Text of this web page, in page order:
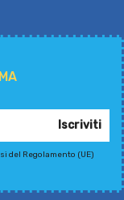
Iscriviti
del Regolamento (UE)